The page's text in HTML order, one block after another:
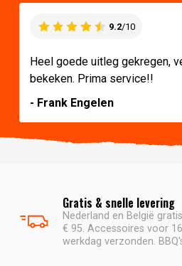
9.2/10
Heel goede uitleg gekregen,
bekeken. Prima service!!
- Frank Engelen
Gratis & snelle levering
Nederland en België
€ 95. Accessoires voor
werkdag verzonden.